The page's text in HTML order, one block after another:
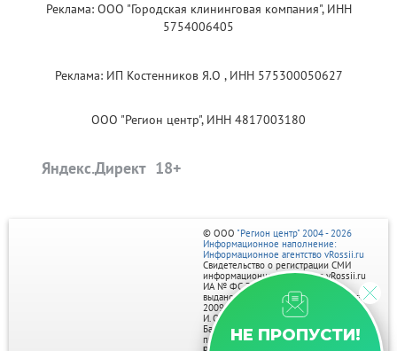
Реклама: ООО "Городская клининговая компания", ИНН
5754006405
Реклама: ИП Костенников Я.О , ИНН 575300050627
ООО "Регион центр", ИНН 4817003180
Яндекс.Директ
НЕ ПРОПУСТИ!
© ООО "Регион центр" 2004 - 2026
Информационное наполнение:
Информационное агентство vRossii.ru
Свидетельство о регистрации СМИ
информационного агентства vRossii.ru
ИА № ФС 77‑35502
выдано РОСКОМНАДЗОРом 04 марта
2009г.
И. О. Главного редактора Нарыков А. Н.
Баннеры на портале размещаются на
правах рекламы.